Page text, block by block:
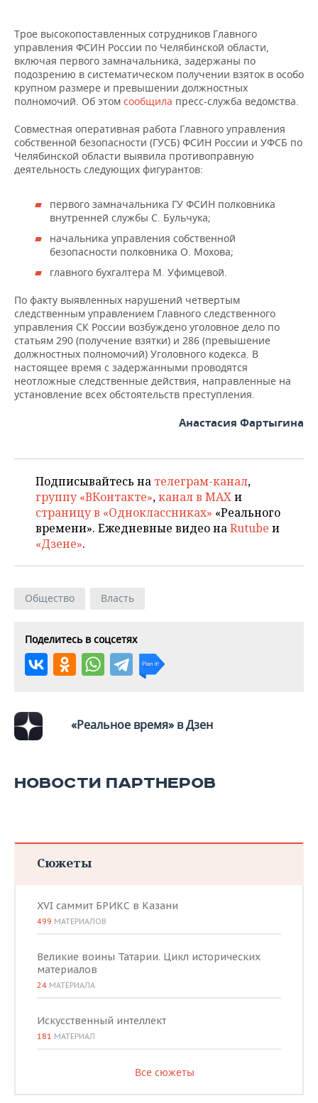
ВОЛЕЙБОЛ
КИБЕРСПОРТ
ВОДНЫЕ ВИДЫ СПОРТА
ИСТОРИЯ
КУЛЬТУРА
ОБРАЗОВАНИЕ
СПИСОК ПЕРСОН
СПИСОК КОМПАНИЙ
ПОЛНАЯ ВЕРСИЯ
Трое высокопоставленных сотрудников Главного
управления ФСИН России по Челябинской области,
включая первого замначальника, задержаны по
подозрению в систематическом получении взяток в особо
крупном размере и превышении должностных
полномочий. Об этом сообщила пресс-служба ведомства.
Совместная оперативная работа Главного управления
собственной безопасности (ГУСБ) ФСИН России и УФСБ по
Челябинской области выявила противоправную
деятельность следующих фигурантов:
первого замначальника ГУ ФСИН полковника
внутренней службы С. Бульчука;
начальника управления собственной
безопасности полковника О. Мохова;
главного бухгалтера М. Уфимцевой.
По факту выявленных нарушений четвертым
следственным управлением Главного следственного
управления СК России возбуждено уголовное дело по
статьям 290 (получение взятки) и 286 (превышение
должностных полномочий) Уголовного кодекса. В
настоящее время с задержанными проводятся
неотложные следственные действия, направленные на
установление всех обстоятельств преступления.
Анастасия Фартыгина
Подписывайтесь на телеграм-канал,
группу «ВКонтакте»,канал в MAXи
страницу в «Одноклассниках» «Реального
времени». Ежедневные видео наRutube и
«Дзене».
Общество Власть
Поделитесь в соцсетях
«Реальное время» в Дзен
НОВОСТИ ПАРТНЕРОВ
Сюжеты
XVI саммит БРИКС в Казани
499 МАТЕРИАЛОВ
Великие воины Татарии. Цикл исторических
материалов
24 МАТЕРИАЛА
Искусственный интеллект
181 МАТЕРИАЛ
Все сюжеты